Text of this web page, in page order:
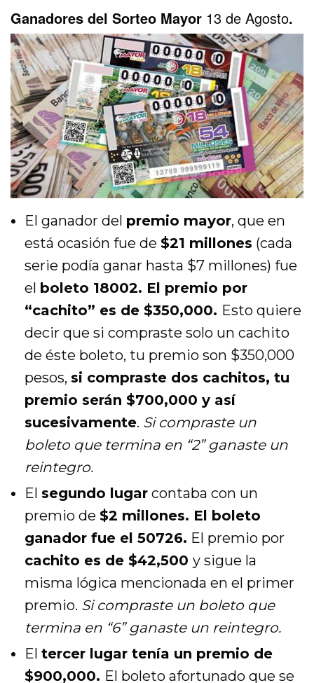
Ganadores del Sorteo Mayor 13 de Agosto.
El ganador del premio mayor, que en
está ocasión fue de $21 millones (cada
serie podía ganar hasta $7 millones) fue
el boleto 18002. El premio por
“cachito” es de $350,000. Esto quiere
decir que si compraste solo un cachito
de éste boleto, tu premio son $350,000
pesos, si compraste dos cachitos, tu
premio serán $700,000 y así
sucesivamente. Si compraste un
boleto que termina en “2” ganaste un
reintegro.
El segundo lugar contaba con un
premio de $2 millones. El boleto
ganador fue el 50726. El premio por
cachito es de $42,500 y sigue la
misma lógica mencionada en el primer
premio. Si compraste un boleto que
termina en “6” ganaste un reintegro.
El tercer lugar tenía un premio de
$900,000. El boleto afortunado que se